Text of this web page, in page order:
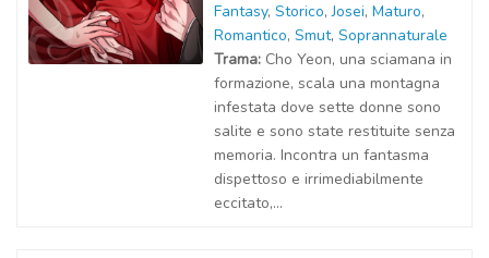
Fantasy, Storico,Josei, Maturo,
Romantico, Smut, Soprannaturale
Trama: Cho Yeon, una sciamana in
formazione, scala una montagna
infestata dove sette donne sono
salite e sono state restituite senza
memoria. Incontra un fantasma
dispettoso e irrimediabilmente
eccitato,...